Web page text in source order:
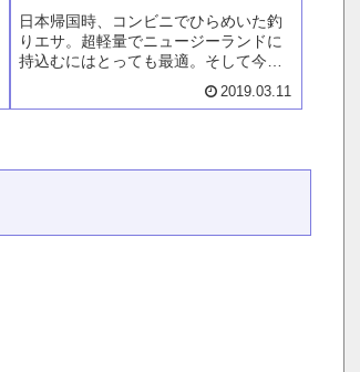
日本帰国時、コンビニでひらめいた釣
りエサ。超軽量でニュージーランドに
持込むにはとっても最適。そして今
報告しています。なかなかニュージー
2019.03.11